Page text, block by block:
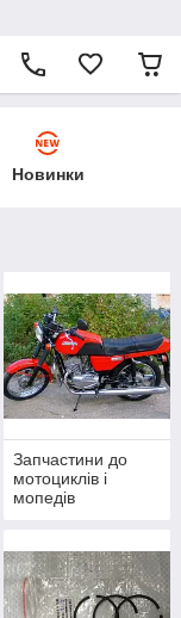
Новинки
Запчастини до
мотоциклів і
мопедів